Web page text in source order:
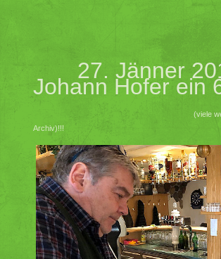
27. Jänner
Johann Hofer ein
(viele weitere
Archiv)!!!